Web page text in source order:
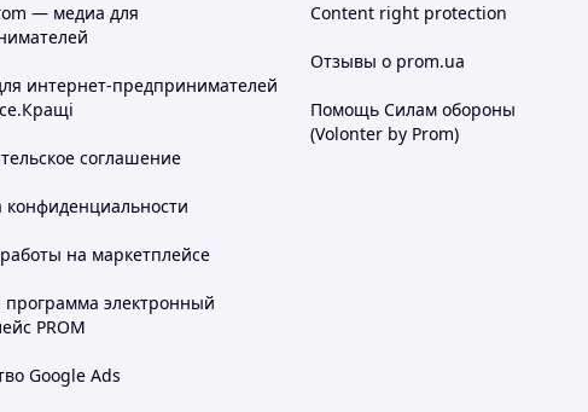
від кращих майстрів "Карпатського
,дари Карпат
багато інших цікавих дрібничок на будь-який смак.
речі, що стануть чудовим подарунком для Вас та
Новинки!
закупів!
— медиа для
интернет-предпринимателей
соглашение
конфиденциальности
на маркетплейсе
программа электронный
PROM
Google Ads
Content right protection
Отзывы о prom.ua
Помощь Силам обороны
(Volonter by Prom)